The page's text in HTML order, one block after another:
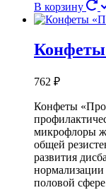
В корзину
Конфеты
762 ₽
Конфеты
микрофлоры
общей
развития
нормализации
половой